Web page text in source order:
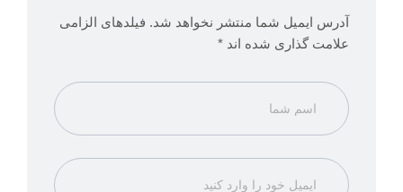
آدرس ایمیل شما منتشر نخواهد شد. فیلدهای الزامی
علامت گذاری شده اند *